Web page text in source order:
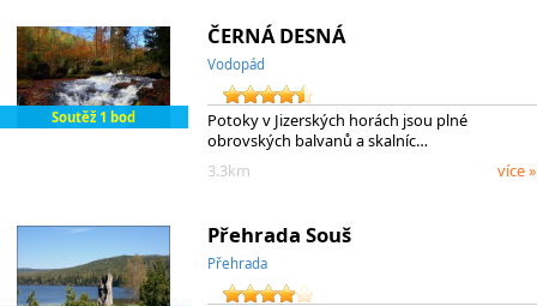
Soutěž 1 bod
ČERNÁ DESNÁ
Vodopád
Potoky v Jizerských horách jsou plné
obrovských balvanů a skalníc…
3.3km
více »
Přehrada Souš
Přehrada